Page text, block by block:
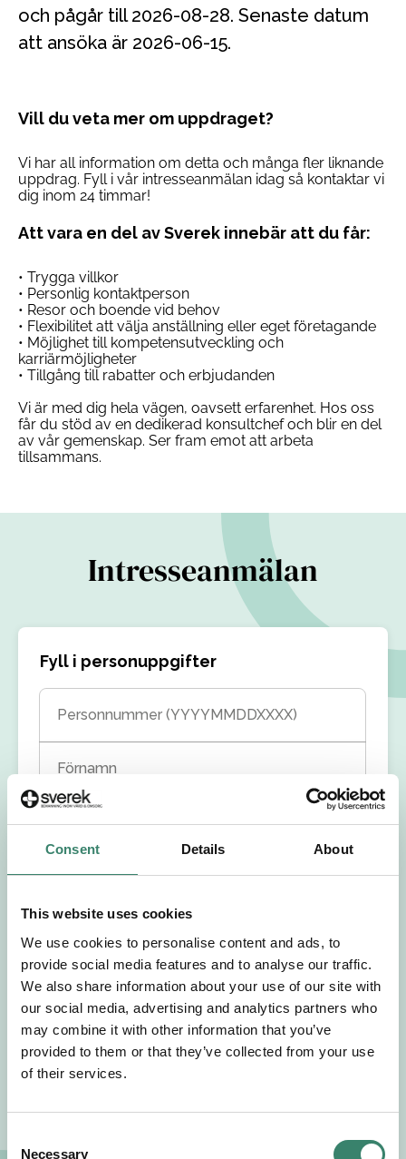
Consent Details About
This website uses cookies
We use cookies to personalise content and ads, to
provide social media features and to analyse our traffic.
We also share information about your use of our site with
our social media, advertising and analytics partners who
may combine it with other information that you’ve
provided to them or that they’ve collected from your use
of their services.
Necessary
och pågår till 2026-08-28. Senaste datum
att ansöka är 2026-06-15.
Vill du veta mer om uppdraget?
Vi har all information om detta och många fler liknande
uppdrag. Fyll i vår intresseanmälan idag så kontaktar vi
dig inom 24 timmar!
Att vara en del av Sverek innebär att du får:
• Trygga villkor
• Personlig kontaktperson
• Resor och boende vid behov
• Flexibilitet att välja anställning eller eget företagande
• Möjlighet till kompetensutveckling och
karriärmöjligheter
• Tillgång till rabatter och erbjudanden
Vi är med dig hela vägen, oavsett erfarenhet. Hos oss
får du stöd av en dedikerad konsultchef och blir en del
av vår gemenskap. Ser fram emot att arbeta
tillsammans.
Intresseanmälan
Fyll i personuppgifter
Personnummer (YYYYMMDDXXXX)
Förnamn
Efternamn
Välj yrkesroll
Välj önskad anställningsform
+46
och